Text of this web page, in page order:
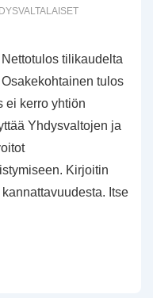
tilikaudelta
tulos
ei kerro yhtiön
Yhdysvaltojen ja
Kirjoitin
Itse